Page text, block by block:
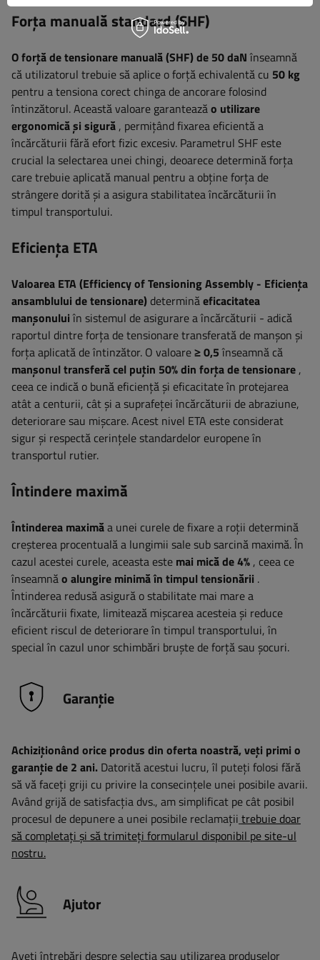
Forța manuală standard (SHF)
O forță de tensionare manuală (SHF) de 50 daNînseamnă
că utilizatorul trebuie să aplice o forță echivalentă cu 50 kg
pentru a tensiona corect chinga de ancorare folosind
întinzătorul. Această valoare garanteazăo utilizare
ergonomică și sigură , permițând fixarea eficientă a
încărcăturii fără efort fizic excesiv. Parametrul SHF este
crucial la selectarea unei chingi, deoarece determină forța
care trebuie aplicată manual pentru a obține forța de
strângere dorită și a asigura stabilitatea încărcăturii în
timpul transportului.
Eficiența ETA
Valoarea ETA (Efficiency of Tensioning Assembly - Eficiența
ansamblului de tensionare) determinăeficacitatea
manșonuluiîn sistemul de asigurare a încărcăturii - adică
raportul dintre forța de tensionare transferată de manșon și
forța aplicată de întinzător. O valoare≥ 0,5înseamnă că
manșonul transferă cel puțin 50% din forța de tensionare ,
ceea ce indică o bună eficiență și eficacitate în protejarea
atât a centurii, cât și a suprafeței încărcăturii de abraziune,
deteriorare sau mișcare. Acest nivel ETA este considerat
sigur și respectă cerințele standardelor europene în
transportul rutier.
Întindere maximă
Întinderea maximăa unei curele de fixare a roții determină
creșterea procentuală a lungimii sale sub sarcină maximă. În
cazul acestei curele, aceasta este mai mică de 4% , ceea ce
înseamnăo alungire minimă în timpul tensionării .
Întinderea redusă asigură o stabilitate mai mare a
încărcăturii fixate, limitează mișcarea acesteia și reduce
eficient riscul de deteriorare în timpul transportului, în
special în cazul unor schimbări bruște de forță sau șocuri.
Garanție
Achiziționând orice produs din oferta noastră, veți primi o
garanție de 2 ani. Datorită acestui lucru, îl puteți folosi fără
să vă faceți griji cu privire la consecințele unei posibile avarii.
Având grijă de satisfacția dvs., am simplificat pe cât posibil
procesul de depunere a unei posibile reclamații trebuie doar
să completați și să trimiteți formularul disponibil pe site-ul
nostru.
Ajutor
Aveți întrebări despre selecția sau utilizarea produselor